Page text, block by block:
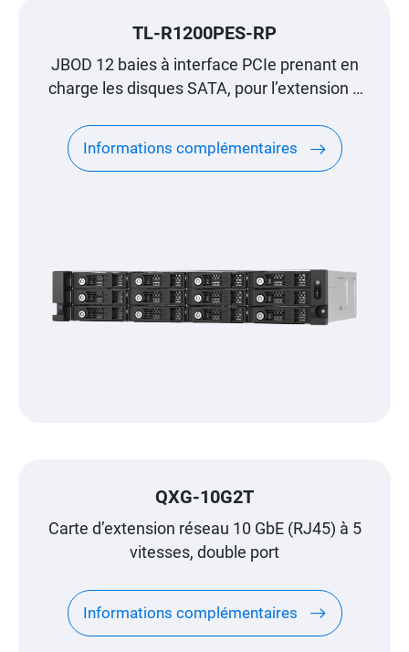
TL-R1200PES-RP
JBOD 12 baies à interface PCIe prenant en
charge les disques SATA, pour l’extension à
Informations complémentaires
QXG-10G2T
Carte d’extension réseau 10 GbE (RJ45) à 5
vitesses, double port
Informations complémentaires